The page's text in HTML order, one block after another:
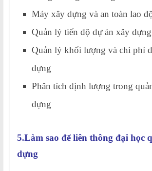
Máy xây dựng và an toàn lao
Quản lý tiến độ dự án xây dựng
Quản lý khối lượng và chi phí
dựng
Phân tích định lượng trong
dựng
5.Làm sao để liên thông đại học
dựng